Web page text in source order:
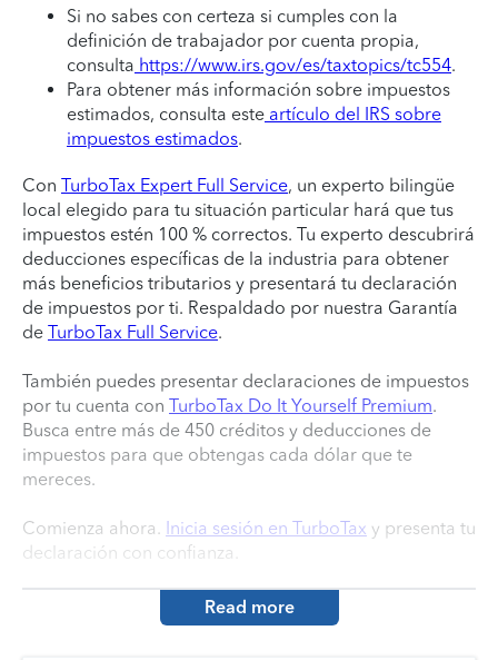
Si no sabes con certeza si cumples con la
definición de trabajador por cuenta propia,
consulta https://www.irs.gov/es/taxtopics/tc554.
Para obtener más información sobre impuestos
estimados, consulta este artículo del IRS sobre
impuestos estimados.
Con TurboTax Expert Full Service, un experto bilingüe
local elegido para tu situación particular hará que tus
impuestos estén 100 % correctos. Tu experto descubrirá
deducciones específicas de la industria para obtener
más beneficios tributarios y presentará tu declaración
de impuestos por ti. Respaldado por nuestra Garantía
de TurboTax Full Service.
También puedes presentar declaraciones de impuestos
por tu cuenta con TurboTax Do It Yourself Premium.
Busca entre más de 450 créditos y deducciones de
impuestos para que obtengas cada dólar que te
mereces.
Comienza ahora. Inicia sesión en TurboTax y presenta tu
declaración con confianza.
Read more